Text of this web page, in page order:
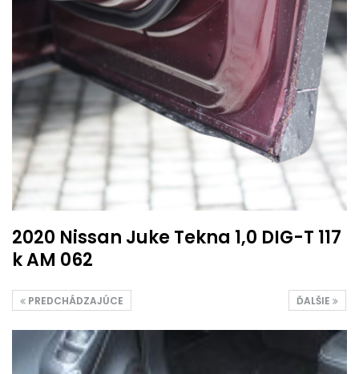
2020 Nissan Juke Tekna 1,0 DIG-T 117
k AM 062
ĎALŠIE
PREDCHÁDZAJÚCE